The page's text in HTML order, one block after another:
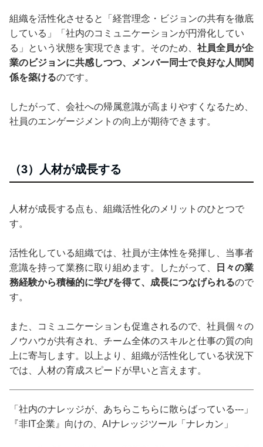
組織を活性化させると「経営理念・ビジョンの共有を徹底
している」「社内のコミュニケーションが円滑化してい
る」という状態を実現できます。そのため、 社員全員が企
業のビジョンに共感しつつ、メンバー同士で良好な人間関
係を築けるのです。
したがって、会社への帰属意識が高まりやすくなるため、
社員のエンゲージメントの向上が期待できます。
（3）人材が成長する
人材が成長する点も、組織活性化のメリットのひとつで
す。
活性化している組織では、社員が主体性を発揮し、当事者
意識を持って業務に取り組めます。したがって、
日々の業
務経験から積極的に学びを得て、成長につなげられるので
す。
また、コミュニケーションも促進されるので、社員個々の
ノウハウが共有され、チーム全体のスキルと仕事の質の向
上に寄与します。以上より、組織が活性化している状況下
では、人材の育成スピードが早いと言えます。
「社内のナレッジが、あちらこちらに散らばっている---」
『非IT企業』向けの、AIナレッジツール「ナレカン」